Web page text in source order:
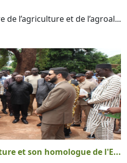
de l’agriculture et de l’agroal...
et son homologue de l'E...